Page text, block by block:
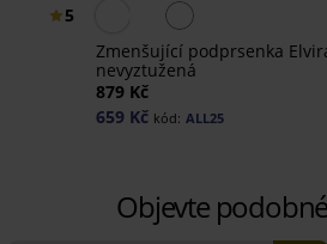
5
Zmenšující podprsenka
nevyztužená
879 Kč
659 Kč kód: ALL25
Objevte